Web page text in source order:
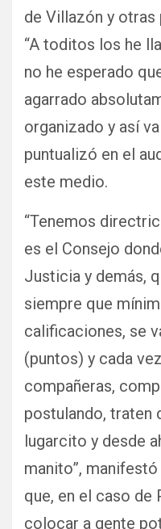
de Villazón y
“A toditos los he
no he esperado
agarrado
organizado y así
puntualizó en el
este medio.
“Tenemos
es el Consejo
Justicia y demás,
siempre que
calificaciones, se
(puntos) y cada
compañeras,
postulando, traten
lugarcito y desde
manito”,
que, en el caso de
colocar a gente